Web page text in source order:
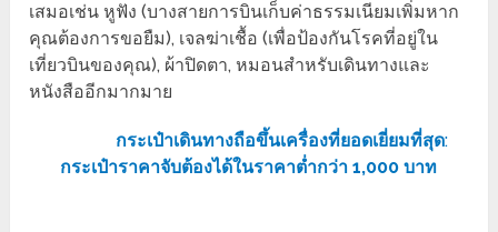
เสมอเช่น หูฟัง (บางสายการบินเก็บค่าธรรมเนียมเพิ่มหาก
คุณต้องการขอยืม), เจลฆ่าเชื้อ (เพื่อป้องกันโรคที่อยู่ใน
เที่ยวบินของคุณ), ผ้าปิดตา, หมอนสำหรับเดินทางและ
หนังสืออีกมากมาย
กระเป๋าเดินทางถือขึ้นเครื่องที่ยอดเยี่ยมที่สุด:
กระเป๋าราคาจับต้องได้ในราคาต่ำกว่า 1,000 บาท